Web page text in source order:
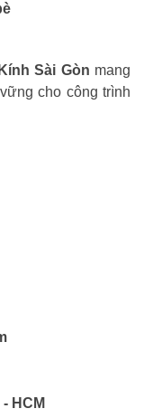
Sài Gòn mang
cho công trình
HCM